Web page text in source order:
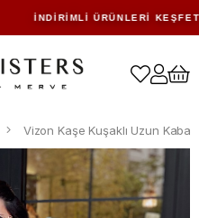
İNDIRIMLI ÜRÜNLERI KEŞFET
Vizon Kaşe Kuşaklı Uzun Kaban